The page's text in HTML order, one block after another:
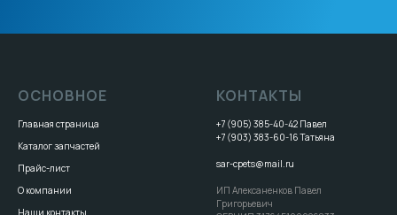
ОСНОВНОЕ
Главная страница
Каталог запчастей
Прайс-лист
О компании
Наши контакты
КОНТАКТЫ
+7 (905) 385-40-42 Павел
+7 (903) 383-60-16Татьяна
sar-cpets@mail.ru
ИП Алексаненков Павел
Григорьевич